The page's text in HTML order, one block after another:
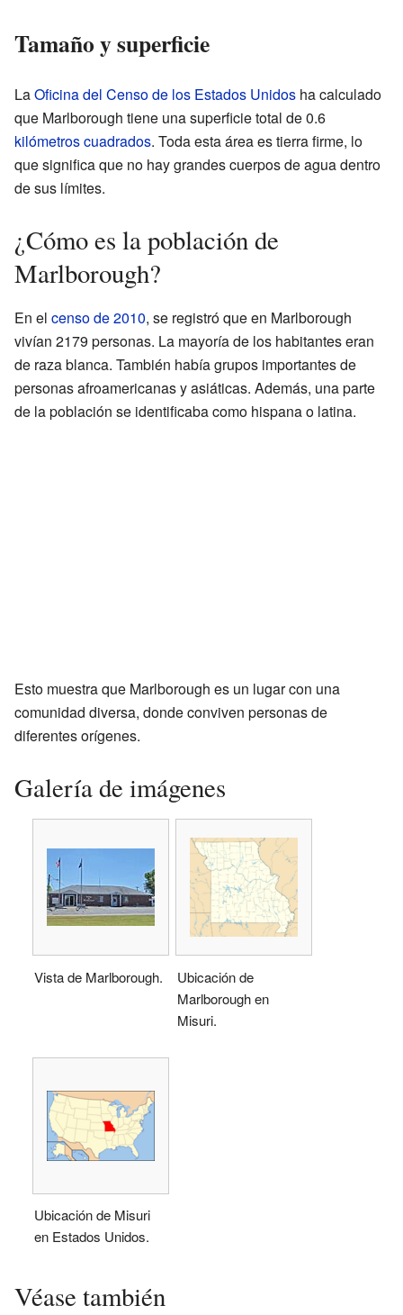
Tamaño y superficie
LaOficina del Censo de los Estados Unidos ha calculado
que Marlborough tiene una superficie total de 0.6
kilómetros cuadrados. Toda esta área es tierra firme, lo
que significa que no hay grandes cuerpos de agua dentro
de sus límites.
¿Cómo es la población de
Marlborough?
En el censo de 2010, se registró que en Marlborough
vivían 2179 personas. La mayoría de los habitantes eran
de raza blanca. También había grupos importantes de
personas afroamericanas y asiáticas. Además, una parte
de la población se identificaba como hispana o latina.
Esto muestra que Marlborough es un lugar con una
comunidad diversa, donde conviven personas de
diferentes orígenes.
Galería de imágenes
Vista de Marlborough.
Ubicación de
Marlborough en
Misuri.
Ubicación de Misuri
en Estados Unidos.
Véase también